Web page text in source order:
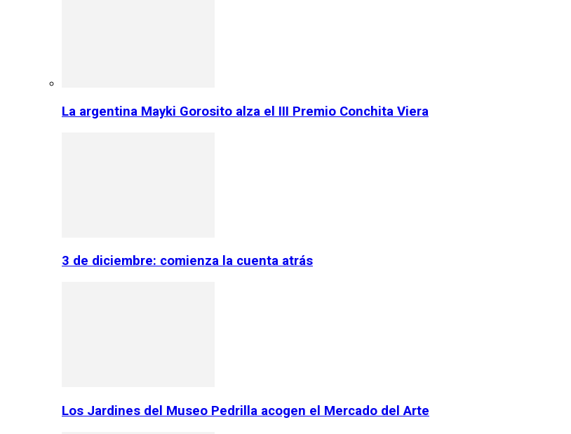
La argentina Mayki Gorosito alza el III Premio Conchita Viera
3 de diciembre: comienza la cuenta atrás
Los Jardines del Museo Pedrilla acogen el Mercado del Arte